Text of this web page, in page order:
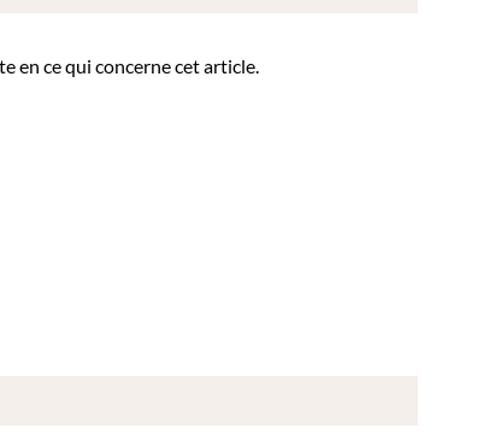
en ce qui concerne cet article.